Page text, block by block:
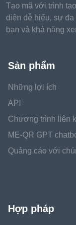
Tạo mã với trình
diện dễ hiểu, sự đa
bạn và khả năng
Sản phẩm
Những lợi ích
API
Chương trình liên
ME-QR GPT
Quảng cáo với
Hợp pháp